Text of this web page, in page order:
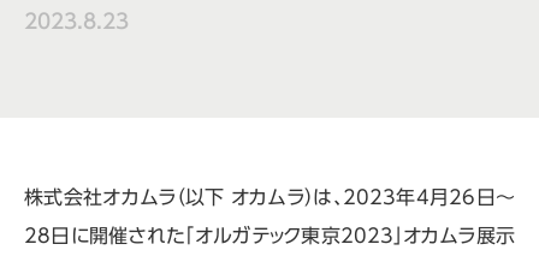
2023.8.23
株式会社オカムラ（以下 オカムラ）は、2023年4月26日～
28日に開催された「オルガテック東京2023」オカムラ展示